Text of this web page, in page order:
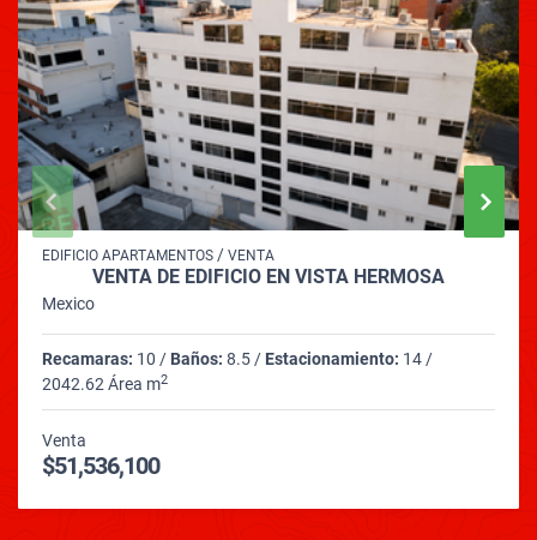
EDIFICIO APARTAMENTOS / VENTA
VENTA DE EDIFICIO EN VISTA HERMOSA
Mexico
Recamaras: 10 / Baños: 8.5 / Estacionamiento: 14 /
2042.62 Área m2
Venta
$51,536,100